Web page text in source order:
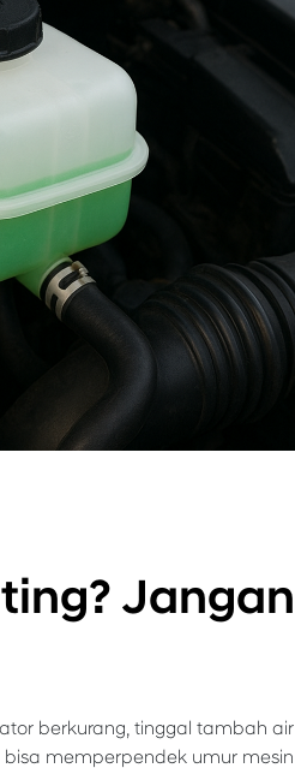
Jangan
berkurang, tinggal tambah air
bisa memperpendek umur mesin